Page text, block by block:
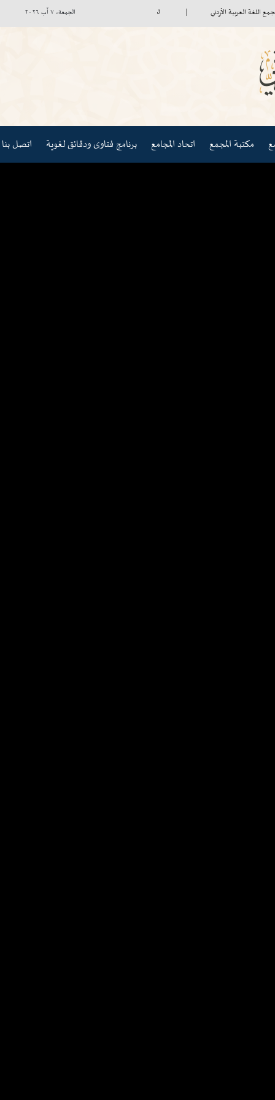
العربية الأردني لجنة صندوق الاستثمار تعقد اجتماعها الأول
الجمعة، ٧ آب ٢٠٢٦
مكتبة المجمع اتحاد المجامع برنامج فتاوى ودقائق لغوية اتصل بنا